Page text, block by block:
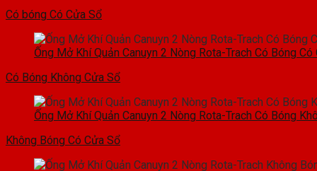
Có bóng Có Cửa Sổ
Ống Mở Khí Quản Canuyn 2 Nòng Rota-Trach Có Bóng Có
Có Bóng Không Cửa Sổ
Ống Mở Khí Quản Canuyn 2 Nòng Rota-Trach Có Bóng
Không Bóng Có Cửa Sổ